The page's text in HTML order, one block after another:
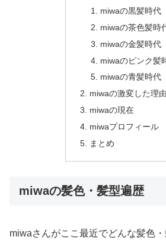
miwaの黒髪時代
miwaの茶色髪時
miwaの金髪時代
miwaのピンク髪
miwaの青髪時代
miwaの激変した理
miwaの現在
miwaプロフィール
まとめ
miwaの髪色・髪型遍歴
miwaさんがここ最近でどんな髪色